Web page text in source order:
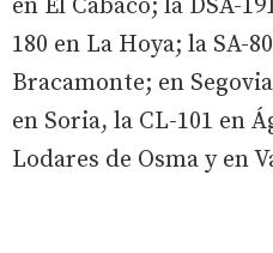
en El Cabaco; la DSA-
180 en La Hoya; la SA-
Bracamonte; en
en Soria, la CL-101 en
Lodares de Osma y en